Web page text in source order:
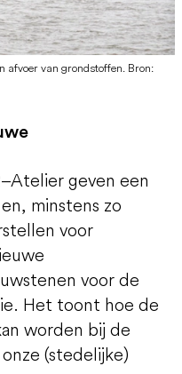
afvoer van grondstoffen. Bron:
geven een
minstens zo
voor
voor de
Het toont hoe de
worden bij de
(stedelijke)